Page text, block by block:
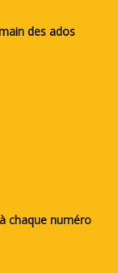
des ados
chaque numéro